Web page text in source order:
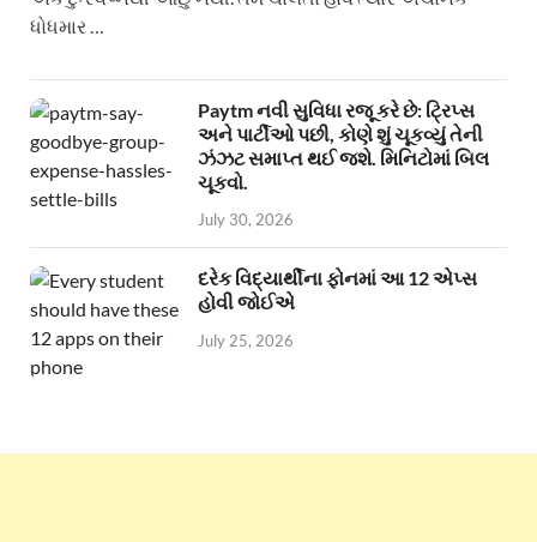
ધોધમાર …
Paytm નવી સુવિધા રજૂ કરે છે: ટ્રિપ્સ
અને પાર્ટીઓ પછી, કોણે શું ચૂકવ્યું તેની
ઝંઝટ સમાપ્ત થઈ જશે. મિનિટોમાં બિલ
ચૂકવો.
July 30, 2026
દરેક વિદ્યાર્થીના ફોનમાં આ 12 એપ્સ
હોવી જોઈએ
July 25, 2026